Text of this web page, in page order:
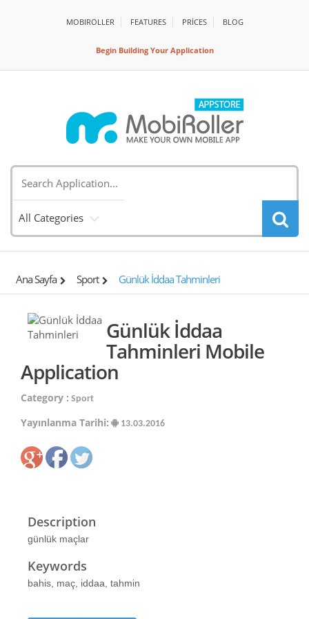
MOBIROLLER FEATURES PRİCES BLOG
Begin Building Your Application
All Categories
Ana Sayfa Sport Günlük İddaa Tahminleri
Günlük İddaa
Tahminleri Mobile
Application
Category : Sport
Yayınlanma Tarihi: 13.03.2016
Description
günlük maçlar
Keywords
bahis, maç, iddaa, tahmin